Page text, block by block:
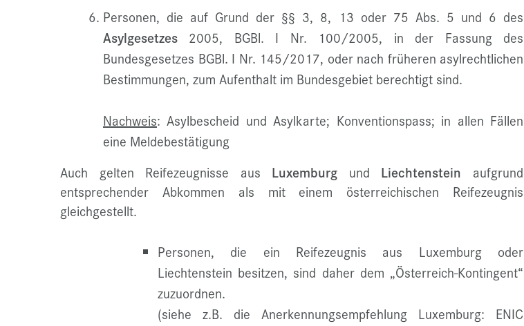
Personen, die auf Grund der §§ 3, 8, 13 oder 75 Abs. 5 und 6 des
Asylgesetzes 2005, BGBl. I Nr. 100/2005, in der Fassung des
Bundesgesetzes BGBl. I Nr. 145/2017, oder nach früheren asylrechtlichen
Bestimmungen, zum Aufenthalt im Bundesgebiet berechtigt sind.
Nachweis: Asylbescheid und Asylkarte; Konventionspass; in allen Fällen
eine Meldebestätigung
Auch gelten Reifezeugnisse aus Luxemburg und Liechtenstein aufgrund
entsprechender Abkommen als mit einem österreichischen Reifezeugnis
gleichgestellt.
Personen, die ein Reifezeugnis aus Luxemburg oder
Liechtenstein besitzen, sind daher dem „Österreich-Kontingent“
zuzuordnen.
(siehe z.B. die Anerkennungsempfehlung Luxemburg: ENIC